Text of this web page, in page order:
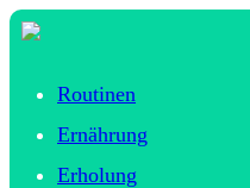
Routinen
Ernährung
Erholung